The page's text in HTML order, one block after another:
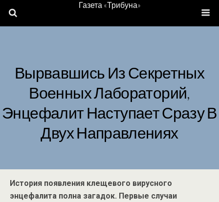
Газета «Трибуна»
Вырвавшись Из Секретных
Военных Лабораторий,
Энцефалит Наступает Сразу В
Двух Направлениях
История появления клещевого вирусного
энцефалита полна загадок. Первые случаи